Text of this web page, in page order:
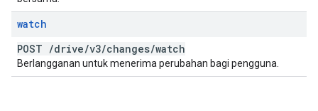
watch
POST /drive/v3/changes/watch
Berlangganan untuk menerima perubahan bagi pengguna.